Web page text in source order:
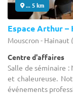
... 5 km
Espace Arthur
Mouscron - Hainaut
Centre d'affaires
Salle de séminaire
et chaleureuse.
événements